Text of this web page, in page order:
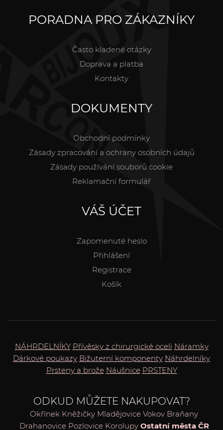
PORADNA PRO ZÁKAZNÍKY
Často kladené otázky
Doprava a platba
Kontakty
DOKUMENTY
Obchodní podmínky
Zásady zpracování a ochrany osobních údajů
Zásady používání souborů cookie
Reklamační formulář
VÁŠ ÚČET
Zapomenuté heslo
Přihlášení
Registrace
Košík
NÁHRDELNÍKY Přívěsky z chirurgické oceli Náramky
Dárkové poukazy Bižuterní komponenty Náhrdelníky
Prsteny a brože Náušnice PRSTENY
ODKUD MŮŽETE NAKUPOVAT?
Okřínek Kněžičky Mladějovice Vokov Braňany
Drahanovice Pozlovice Korolupy Ostatní města ČR